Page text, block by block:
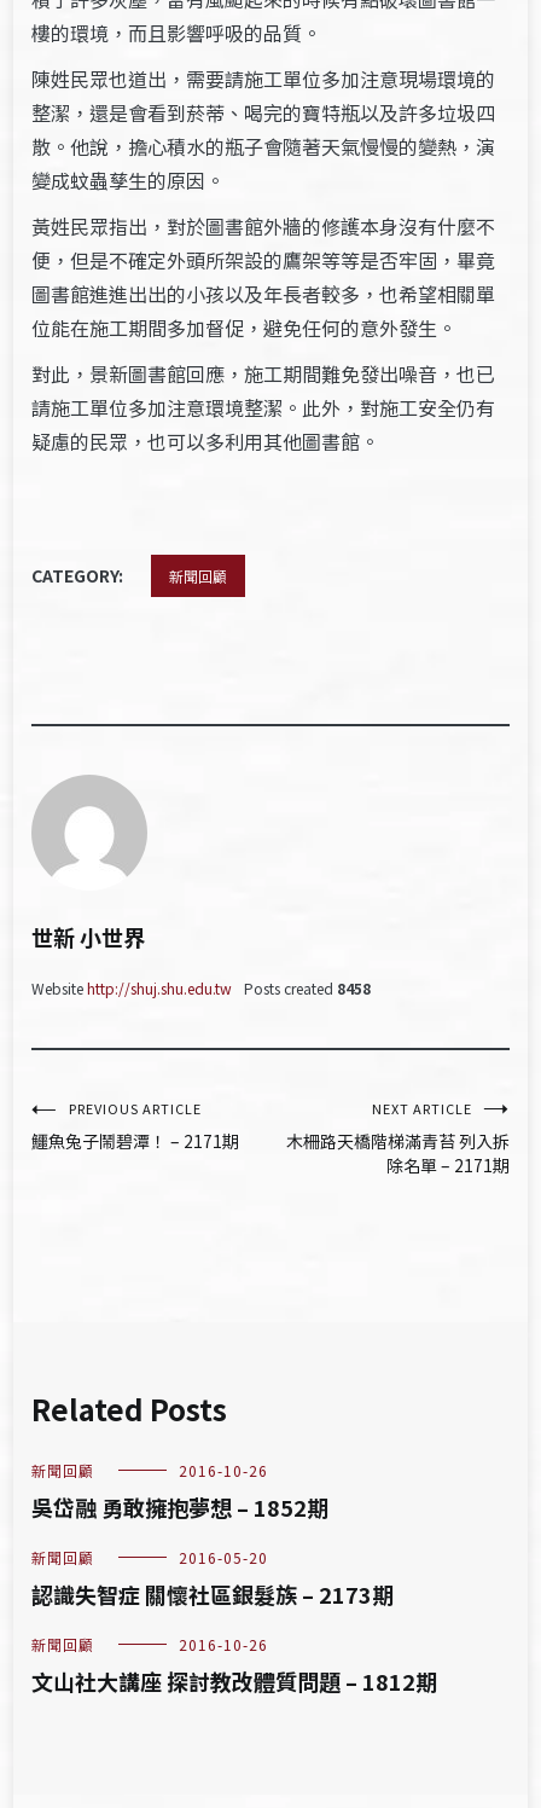
樓的環境，而且影響呼吸的品質。
陳姓民眾也道出，需要請施工單位多加注意現場環境的
整潔，還是會看到菸蒂、喝完的寶特瓶以及許多垃圾四
散。他說，擔心積水的瓶子會隨著天氣慢慢的變熱，演
變成蚊蟲孳生的原因。
黃姓民眾指出，對於圖書館外牆的修護本身沒有什麼不
便，但是不確定外頭所架設的鷹架等等是否牢固，畢竟
圖書館進進出出的小孩以及年長者較多，也希望相關單
位能在施工期間多加督促，避免任何的意外發生。
對此，景新圖書館回應，施工期間難免發出噪音，也已
請施工單位多加注意環境整潔。此外，對施工安全仍有
疑慮的民眾，也可以多利用其他圖書館。
CATEGORY: 新聞回顧
世新 小世界
Websitehttp://shuj.shu.edu.tw Posts created 8458
文
章
PREVIOUS ARTICLE
鱷魚兔子鬧碧潭！ – 2171期
NEXT ARTICLE
木柵路天橋階梯滿青苔 列入拆
除名單 – 2171期
Related Posts
新聞回顧 2016-10-26
吳岱融 勇敢擁抱夢想 – 1852期
新聞回顧 2016-05-20
認識失智症 關懷社區銀髮族 – 2173期
新聞回顧 2016-10-26
文山社大講座 探討教改體質問題 – 1812期